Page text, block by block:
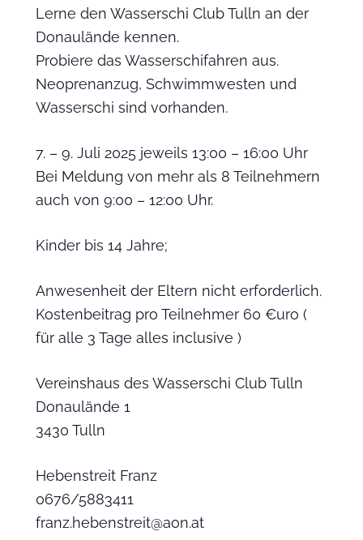
Lerne den Wasserschi Club Tulln an der
Donaulände kennen.
Probiere das Wasserschifahren aus.
Neoprenanzug, Schwimmwesten und
Wasserschi sind vorhanden.
7. – 9. Juli 2025 jeweils 13:00 – 16:00 Uhr
Bei Meldung von mehr als 8 Teilnehmern
auch von 9:00 – 12:00 Uhr.
Kinder bis 14 Jahre;
Anwesenheit der Eltern nicht erforderlich.
Kostenbeitrag pro Teilnehmer 60 €uro (
für alle 3 Tage alles inclusive )
Vereinshaus des Wasserschi Club Tulln
Donaulände 1
3430 Tulln
Hebenstreit Franz
0676/5883411
franz.hebenstreit@aon.at